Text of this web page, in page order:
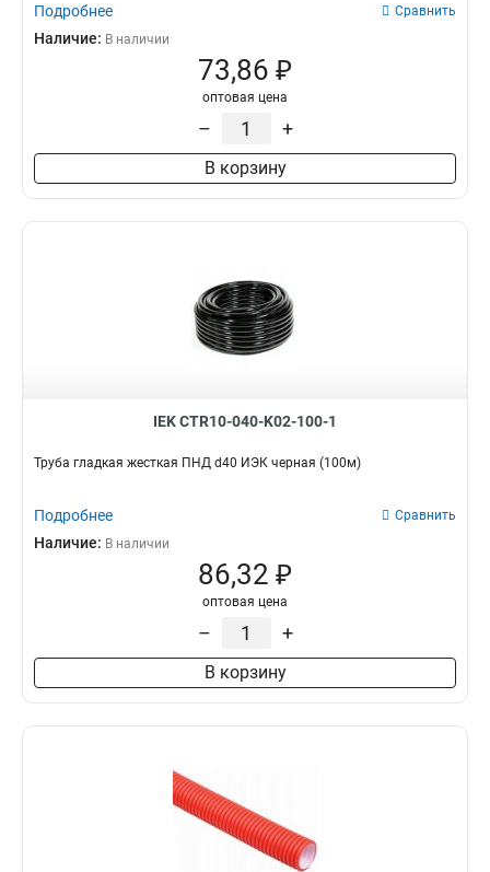
Подробнее Сравнить
Наличие: В наличии
73,86 ₽
оптовая цена
– +
В корзину
IEK CTR10-040-K02-100-1
Труба гладкая жесткая ПНД d40 ИЭК черная (100м)
Подробнее Сравнить
Наличие: В наличии
86,32 ₽
оптовая цена
– +
В корзину